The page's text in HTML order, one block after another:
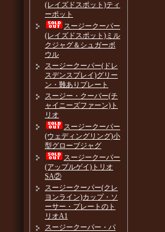
(レイズドスポット)ティ
ーポット
スージークーパー
(レイズドスポット)ミル
クジャグ＆シュガーボ
ウル
スージークーパー(ドレ
スデンスプレイ)グリー
ン・難ありプレート
スージー・クーパー(チ
ャイニーズファーン)ト
リオ
スージークーパー
(ウェディングリング)小
型グローブジャグ
スージークーパー
(アップルゲイ)トリオ
SA②
スージークーパー(クレ
ヨンライン)カップ・ソ
ーサー・プレートのト
リオA1
スージークーパー・パ